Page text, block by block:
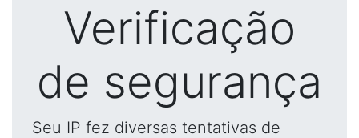
Verificação
de segurança
Seu IP fez diversas tentativas de